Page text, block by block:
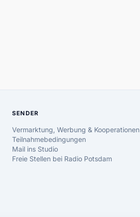
SENDER
Vermarktung, Werbung & Kooperationen
Teilnahmebedingungen
Mail ins Studio
Freie Stellen bei Radio Potsdam